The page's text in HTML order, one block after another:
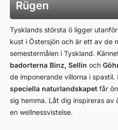
Rügen
Tysklands största ö ligger
kust i Östersjön och är ett av de
semestermålen i Tyskland.
badorterna Binz, Sellin och
de imponerande villorna i
speciella naturlandskapet får
sig hemma. Låt dig inspireras av
en wellnessvistelse.